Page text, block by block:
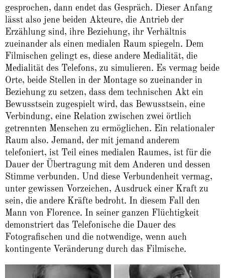
gesprochen, dann endet das Gespräch. Dieser Anfang
lässt also jene beiden Akteure, die Antrieb der
Erzählung sind, ihre Beziehung, ihr Verhältnis
zueinander als einen medialen Raum spiegeln. Dem
Filmischen gelingt es, diese andere Medialität, die
Medialität des Telefons, zu simulieren. Es vermag beide
Orte, beide Stellen in der Montage so zueinander in
Beziehung zu setzen, dass dem technischen Akt ein
Bewusstsein zugespielt wird, das Bewusstsein, eine
Verbindung, eine Relation zwischen zwei örtlich
getrennten Menschen zu ermöglichen. Ein relationaler
Raum also. Jemand, der mit jemand anderem
telefoniert, ist Teil eines medialen Raumes, ist für die
Dauer der Übertragung mit dem Anderen und dessen
Stimme verbunden. Und diese Verbundenheit vermag,
unter gewissen Vorzeichen, Ausdruck einer Kraft zu
sein, die andere Kräfte bedroht. In diesem Fall den
Mann von Florence. In seiner ganzen Flüchtigkeit
demonstriert das Telefonische die Dauer des
Fotografischen und die notwendige, wenn auch
kontingente Veränderung durch das Filmische.